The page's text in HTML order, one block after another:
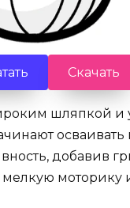
Скачать
шляпкой и
осваивать
добавив
мелкую